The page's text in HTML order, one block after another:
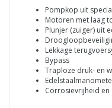
Pompkop uit
Motoren met laag
Plunjer (zuiger) uit
Lekkage
Bypass
Traploze druk- en
Corrosievrijheid en